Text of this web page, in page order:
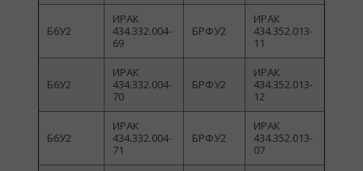
Б6У2
ИРАК
434.332.004-
69
БРФУ2
ИРАК
434.352.013-
11
Б6У2
ИРАК
434.332.004-
70
БРФУ2
ИРАК
434.352.013-
12
Б6У2
ИРАК
434.332.004-
71
БРФУ2
ИРАК
434.352.013-
07